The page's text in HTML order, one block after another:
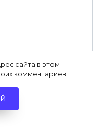
сайта в этом
комментариев.